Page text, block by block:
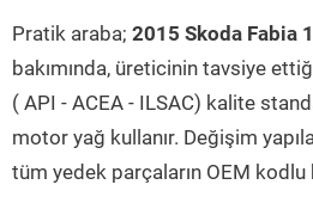
Pratik araba; 2015 Skoda Fabia
bakımında, üreticinin tavsiye
( API - ACEA - ILSAC) kalite
motor yağ kullanır. Değişim
tüm yedek parçaların OEM kodlu